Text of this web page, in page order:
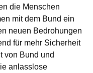
die Menschen
mit dem Bund ein
neuen Bedrohungen
für mehr Sicherheit
von Bund und
anlasslose